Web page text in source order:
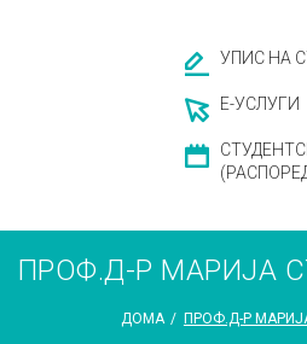
УПИС НА
Е-УСЛУГИ
ПРОФ.Д-Р МАРИЈА
ДОМА / ПРОФ.Д-Р